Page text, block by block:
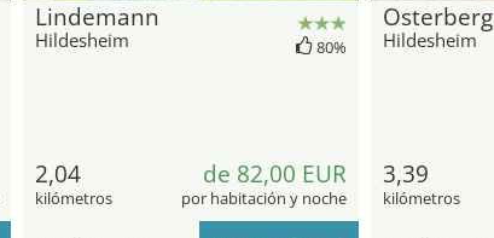
Lindemann
Hildesheim 80%
2,04
kilómetros
de 82,00 EUR
por habitación y noche
Osterberg
Hildesheim
3,39
kilómetros